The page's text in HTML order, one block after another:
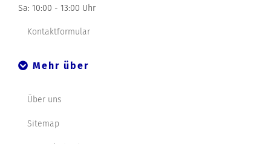
Sa: 10:00 - 13:00 Uhr
Kontaktformular
Mehr über
Über uns
Sitemap